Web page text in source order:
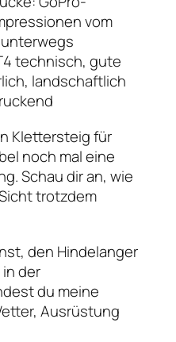
vom
technisch, gute
landschaftlich
Klettersteig für
noch mal eine
Schau dir an, wie
trotzdem
den Hindelanger
der
du meine
Ausrüstung